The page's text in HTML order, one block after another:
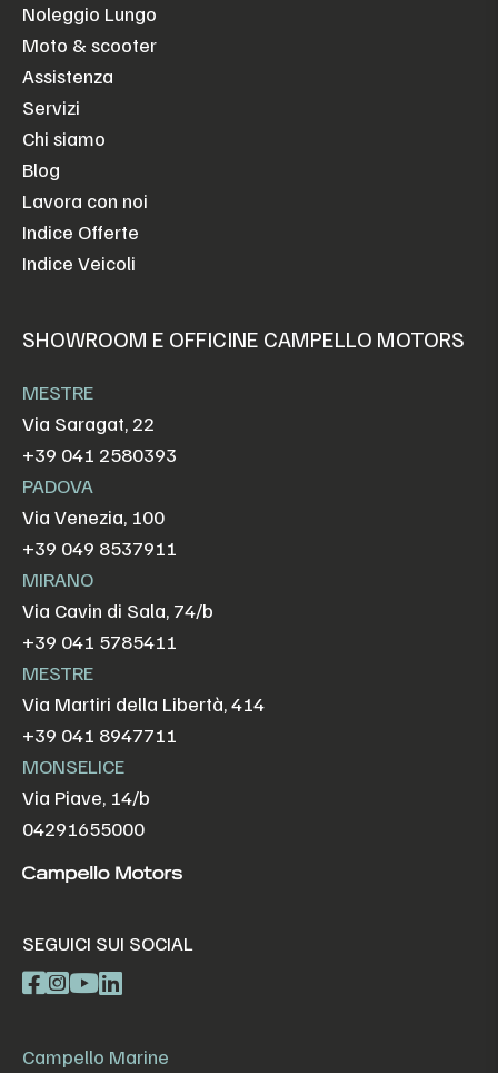
Noleggio Lungo
Moto & scooter
Assistenza
Servizi
Chi siamo
Blog
Lavora con noi
Indice Offerte
Indice Veicoli
SHOWROOM E OFFICINE CAMPELLO MOTORS
MESTRE
Via Saragat, 22
+39 041 2580393
PADOVA
Via Venezia, 100
+39 049 8537911
MIRANO
Via Cavin di Sala, 74/b
+39 041 5785411
MESTRE
Via Martiri della Libertà, 414
+39 041 8947711
MONSELICE
Via Piave, 14/b
04291655000
SEGUICI SUI SOCIAL
Campello Marine